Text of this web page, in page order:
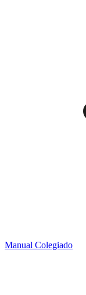
Manual Colegiado